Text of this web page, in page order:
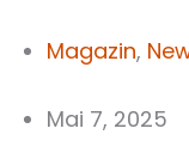
Magazin,
Mai 7, 2025